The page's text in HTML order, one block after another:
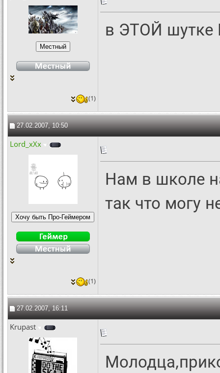
в ЭТОЙ шутке
(1)
27.02.2007, 10:50
Lord_xXx
Нам в школе
так что могу
(1)
27.02.2007, 16:11
Krupast